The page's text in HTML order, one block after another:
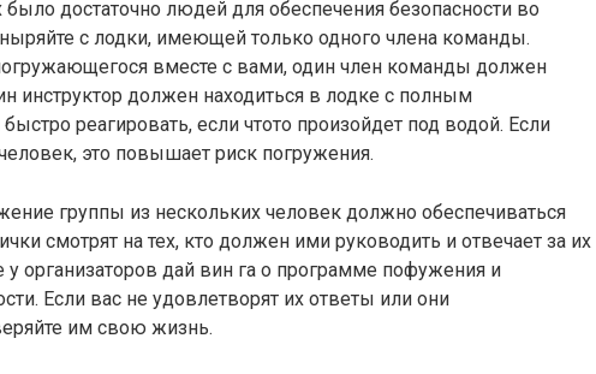
было достаточно людей для обеспечения безопасности во
с лодки, имеющей только одного члена команды.
вместе с вами, один член команды должен
инструктор должен находиться в лодке с полным
реагировать, если чтото произойдет под водой. Если
это повышает риск погружения.
группы из нескольких человек должно обеспечиваться
смотрят на тех, кто должен ими руководить и отвечает за их
у организаторов дай вин га о программе пофужения и
Если вас не удовлетворят их ответы или они
им свою жизнь.